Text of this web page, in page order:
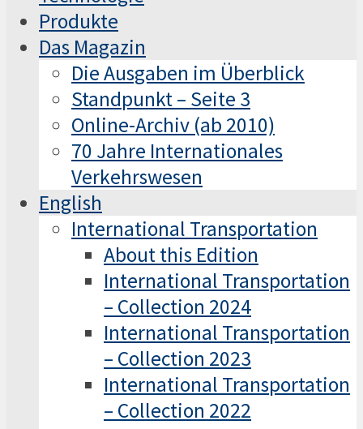
Produkte
Das Magazin
Die Ausgaben im Überblick
Standpunkt – Seite 3
Online-Archiv (ab 2010)
70 Jahre Internationales
Verkehrswesen
English
International Transportation
About this Edition
International Transportation
– Collection 2024
International Transportation
– Collection 2023
International Transportation
– Collection 2022